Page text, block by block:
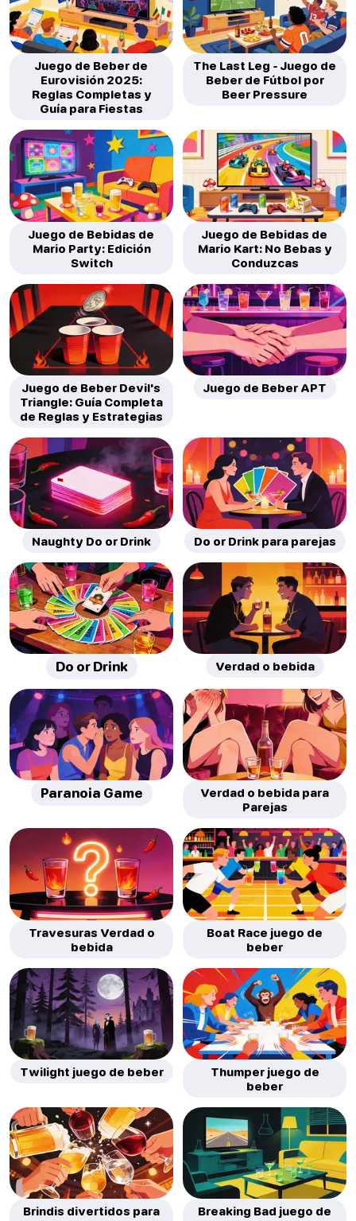
Juego de Beber de
Eurovisión 2025:
Reglas Completas y
Guía para Fiestas
The Last Leg - Juego de
Beber de Fútbol por
Beer Pressure
Juego de Bebidas de
Mario Party: Edición
Switch
Juego de Bebidas de
Mario Kart: No Bebas y
Conduzcas
Juego de Beber Devil's
Triangle: Guía Completa
de Reglas y Estrategias
Juego de Beber APT
Naughty Do or Drink Do or Drink para parejas
Do or Drink Verdad o bebida
Paranoia Game
Verdad o bebida para
Parejas
Travesuras Verdad o
bebida
Boat Race juego de
beber
Twilight juego de beber
Thumper juego de
beber
Brindis divertidos para
Breaking Bad juego de